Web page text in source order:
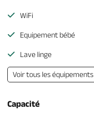
WiFi
Equipement bébé
Lave linge
Voir tous les équipements
Capacité